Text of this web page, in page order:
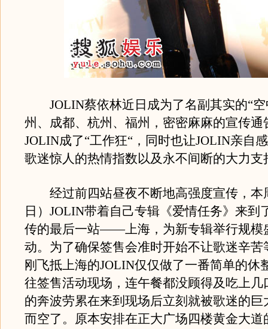
JOLIN蔡依林近日成为了名副其实的“空
州、成都、杭州、福州，密密麻麻的宣传通
JOLIN成了“工作狂“，同时也让JOLIN亲自
歌迷惊人的热情指数以及永不间断的大力支
经过前四站昼夜不断地高强度宣传，本
日）JOLIN带着自己专辑《爱情任务》来到
传的最后一站——上海，为新专辑举行规模
动。为了确保签售会准时开始不让歌迷辛苦
刚飞抵上海的JOLIN仅仅做了一番简单的休
往签售活动现场，连午餐都没顾得及吃上几
的奔波劳累在来到现场后立刻就被歌迷的巨
而空了。原本安排在正大广场四楼黄金大道